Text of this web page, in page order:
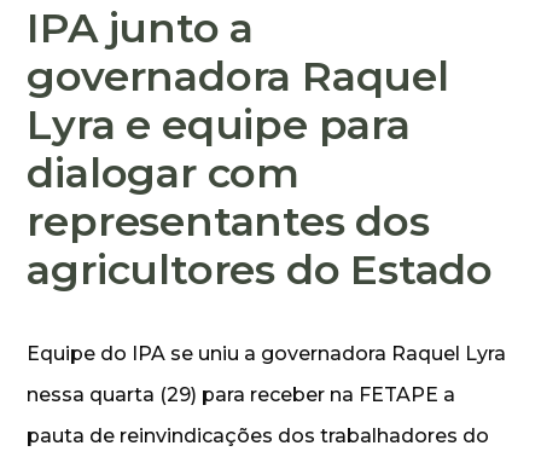
IPA junto a
governadora Raquel
Lyra e equipe para
dialogar com
representantes dos
agricultores do Estado
Equipe do IPA se uniu a governadora Raquel Lyra
nessa quarta (29) para receber na FETAPE a
pauta de reinvindicações dos trabalhadores do